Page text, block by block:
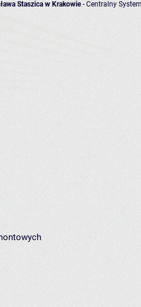
Staszica w Krakowie- Centralny